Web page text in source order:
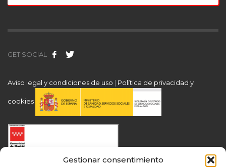
Gestionar consentimiento
GET SOCIAL
Aviso legal y condiciones de uso | Política de privacidad y
cookies